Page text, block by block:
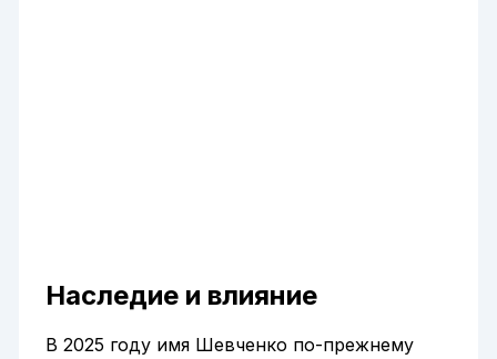
Наследие и влияние
В 2025 году имя Шевченко по-прежнему